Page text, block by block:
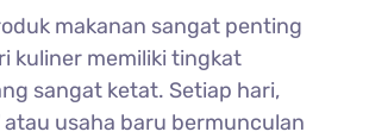
makanan sangat penting
kuliner memiliki tingkat
sangat ketat. Setiap hari,
atau usaha baru bermunculan